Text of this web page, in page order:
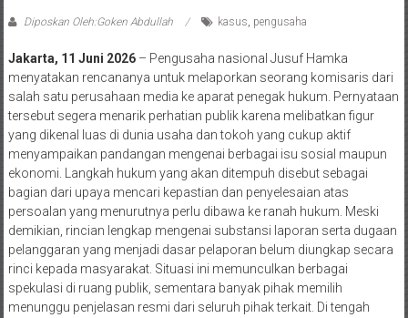
Diposkan Oleh:Goken Abdullah kasus, pengusaha
Jakarta, 11 Juni 2026– Pengusaha nasional Jusuf Hamka
menyatakan rencananya untuk melaporkan seorang komisaris dari
salah satu perusahaan media ke aparat penegak hukum. Pernyataan
tersebut segera menarik perhatian publik karena melibatkan figur
yang dikenal luas di dunia usaha dan tokoh yang cukup aktif
menyampaikan pandangan mengenai berbagai isu sosial maupun
ekonomi. Langkah hukum yang akan ditempuh disebut sebagai
bagian dari upaya mencari kepastian dan penyelesaian atas
persoalan yang menurutnya perlu dibawa ke ranah hukum. Meski
demikian, rincian lengkap mengenai substansi laporan serta dugaan
pelanggaran yang menjadi dasar pelaporan belum diungkap secara
rinci kepada masyarakat. Situasi ini memunculkan berbagai
spekulasi di ruang publik, sementara banyak pihak memilih
menunggu penjelasan resmi dari seluruh pihak terkait. Di tengah